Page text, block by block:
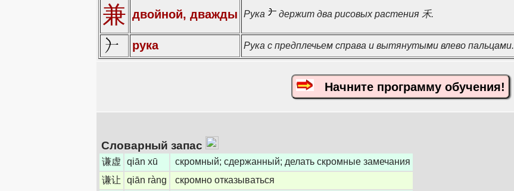
兼 двойной, дважды Рука держит два рисовых растения 禾.
рука Рука с предплечьем справа и вытянутыми влево пальцами.
Начните программу обучения!
Словарный запас
谦虚 qiān xū
скромный; сдержанный; делать скромные замечания
谦让
qiān ràng
скромно отказываться